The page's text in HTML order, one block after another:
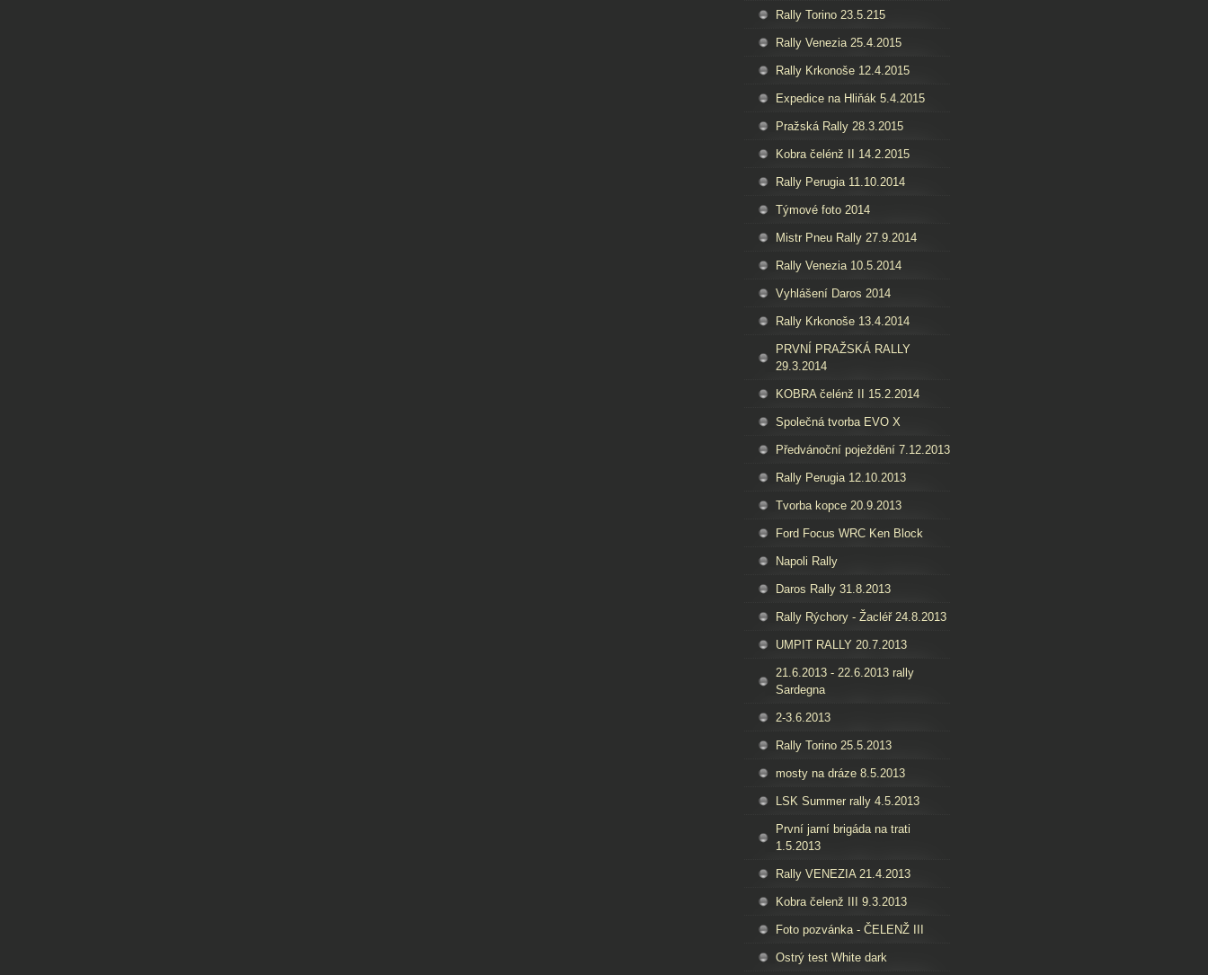
Rally Torino 23.5.215
Rally Venezia 25.4.2015
Rally Krkonoše 12.4.2015
Expedice na Hliňák 5.4.2015
Pražská Rally 28.3.2015
Kobra čelénž II 14.2.2015
Rally Perugia 11.10.2014
Týmové foto 2014
Mistr Pneu Rally 27.9.2014
Rally Venezia 10.5.2014
Vyhlášení Daros 2014
Rally Krkonoše 13.4.2014
PRVNÍ PRAŽSKÁ RALLY
29.3.2014
KOBRA čelénž II 15.2.2014
Společná tvorba EVO X
Předvánoční poježdění 7.12.2013
Rally Perugia 12.10.2013
Tvorba kopce 20.9.2013
Ford Focus WRC Ken Block
Napoli Rally
Daros Rally 31.8.2013
Rally Rýchory - Žacléř 24.8.2013
UMPIT RALLY 20.7.2013
21.6.2013 - 22.6.2013 rally
Sardegna
2-3.6.2013
Rally Torino 25.5.2013
mosty na dráze 8.5.2013
LSK Summer rally 4.5.2013
První jarní brigáda na trati
1.5.2013
Rally VENEZIA 21.4.2013
Kobra čelenž III 9.3.2013
Foto pozvánka - ČELENŽ III
Ostrý test White dark